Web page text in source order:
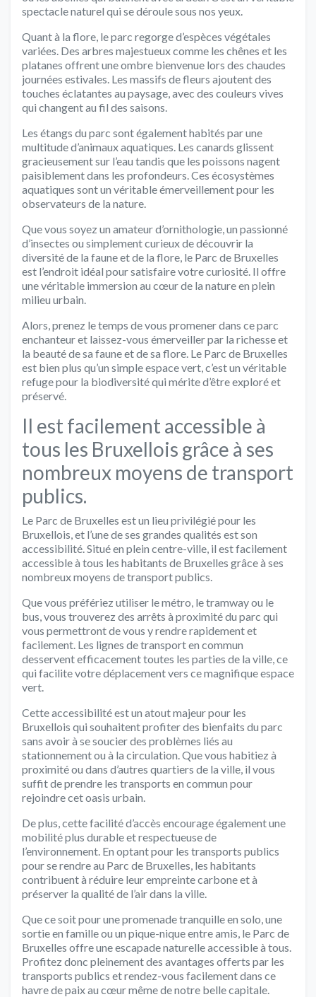
spectacle naturel qui se déroule sous nos yeux.
Quant à la flore, le parc regorge d’espèces végétales
variées. Des arbres majestueux comme les chênes et les
platanes offrent une ombre bienvenue lors des chaudes
journées estivales. Les massifs de fleurs ajoutent des
touches éclatantes au paysage, avec des couleurs vives
qui changent au fil des saisons.
Les étangs du parc sont également habités par une
multitude d’animaux aquatiques. Les canards glissent
gracieusement sur l’eau tandis que les poissons nagent
paisiblement dans les profondeurs. Ces écosystèmes
aquatiques sont un véritable émerveillement pour les
observateurs de la nature.
Que vous soyez un amateur d’ornithologie, un passionné
d’insectes ou simplement curieux de découvrir la
diversité de la faune et de la flore, le Parc de Bruxelles
est l’endroit idéal pour satisfaire votre curiosité. Il offre
une véritable immersion au cœur de la nature en plein
milieu urbain.
Alors, prenez le temps de vous promener dans ce parc
enchanteur et laissez-vous émerveiller par la richesse et
la beauté de sa faune et de sa flore. Le Parc de Bruxelles
est bien plus qu’un simple espace vert, c’est un véritable
refuge pour la biodiversité qui mérite d’être exploré et
préservé.
Il est facilement accessible à
tous les Bruxellois grâce à ses
nombreux moyens de transport
publics.
Le Parc de Bruxelles est un lieu privilégié pour les
Bruxellois, et l’une de ses grandes qualités est son
accessibilité. Situé en plein centre-ville, il est facilement
accessible à tous les habitants de Bruxelles grâce à ses
nombreux moyens de transport publics.
Que vous préfériez utiliser le métro, le tramway ou le
bus, vous trouverez des arrêts à proximité du parc qui
vous permettront de vous y rendre rapidement et
facilement. Les lignes de transport en commun
desservent efficacement toutes les parties de la ville, ce
qui facilite votre déplacement vers ce magnifique espace
vert.
Cette accessibilité est un atout majeur pour les
Bruxellois qui souhaitent profiter des bienfaits du parc
sans avoir à se soucier des problèmes liés au
stationnement ou à la circulation. Que vous habitiez à
proximité ou dans d’autres quartiers de la ville, il vous
suffit de prendre les transports en commun pour
rejoindre cet oasis urbain.
De plus, cette facilité d’accès encourage également une
mobilité plus durable et respectueuse de
l’environnement. En optant pour les transports publics
pour se rendre au Parc de Bruxelles, les habitants
contribuent à réduire leur empreinte carbone et à
préserver la qualité de l’air dans la ville.
Que ce soit pour une promenade tranquille en solo, une
sortie en famille ou un pique-nique entre amis, le Parc de
Bruxelles offre une escapade naturelle accessible à tous.
Profitez donc pleinement des avantages offerts par les
transports publics et rendez-vous facilement dans ce
havre de paix au cœur même de notre belle capitale.